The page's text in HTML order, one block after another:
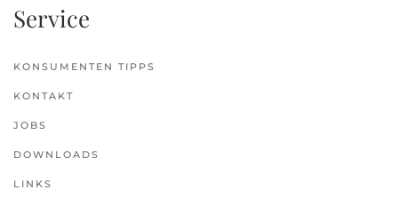
Service
KONSUMENTEN TIPPS
KONTAKT
JOBS
DOWNLOADS
LINKS